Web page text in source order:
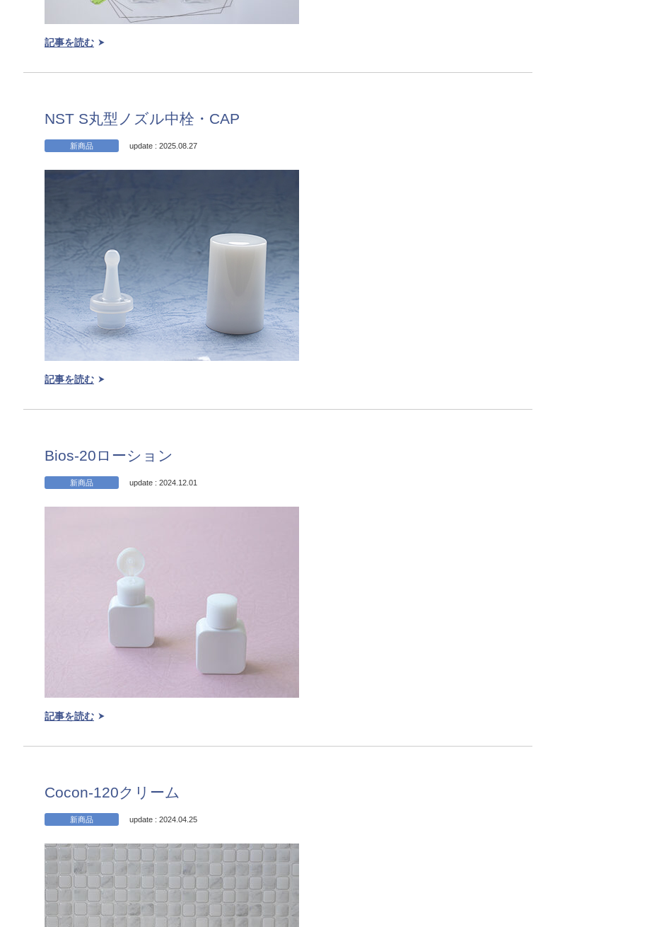
記事を読む
NST S丸型ノズル中栓・CAP
新商品 update : 2025.08.27
記事を読む
Bios-20ローション
新商品 update : 2024.12.01
記事を読む
Cocon-120クリーム
新商品 update : 2024.04.25